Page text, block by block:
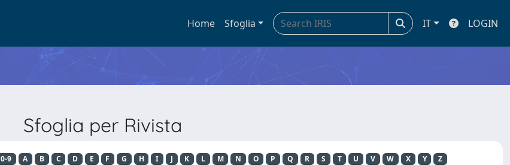
Home Sfoglia IT LOGIN
Sfoglia per Rivista
0-9 A B C D E F G H I J K L M N O P Q R S T U V W X Y Z